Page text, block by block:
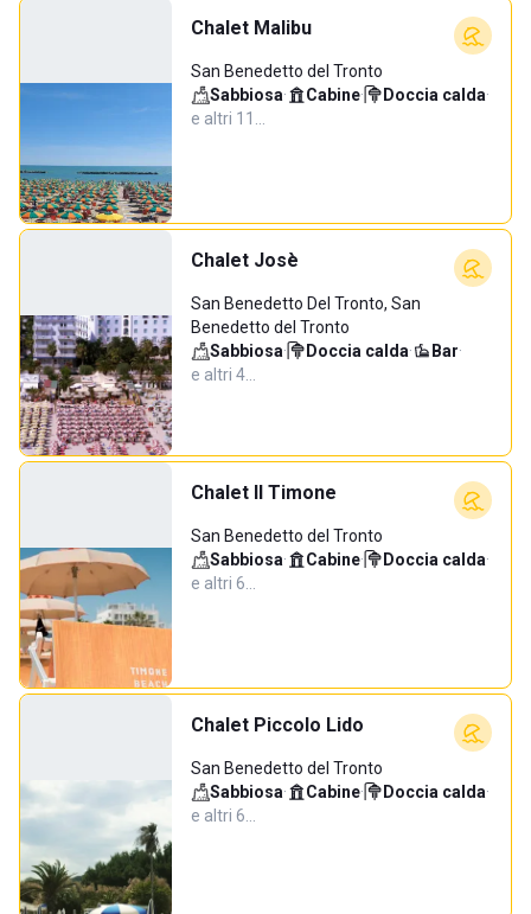
Chalet Malibu
San Benedetto del Tronto
Sabbiosa· Cabine· Doccia calda·
e altri 11…
Chalet Josè
San Benedetto Del Tronto, San
Benedetto del Tronto
Sabbiosa· Doccia calda· Bar·
e altri 4…
Chalet Il Timone
San Benedetto del Tronto
Sabbiosa· Cabine· Doccia calda·
e altri 6…
Chalet Piccolo Lido
San Benedetto del Tronto
Sabbiosa· Cabine· Doccia calda·
e altri 6…